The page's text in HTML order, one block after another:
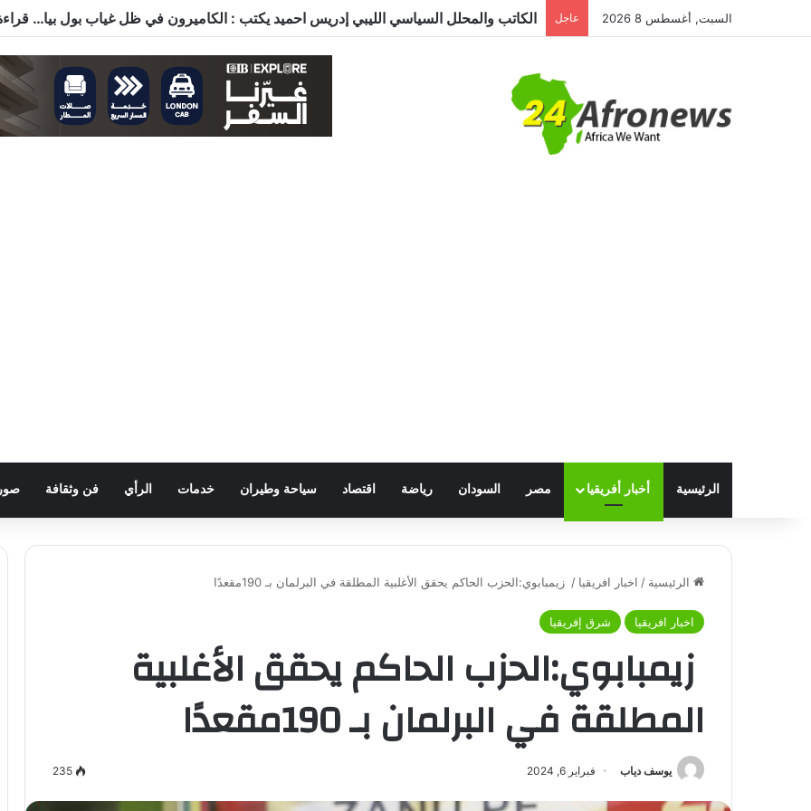
السبت, أغسطس 8 2026 عاجل
الرئيسية أخبار أفريقيا مصر السودان رياضة اقتصاد سياحة وطيران خدمات الرأي فن وثقافة
الرئيسية / اخبار افريقيا / زيمبابوي:الحزب الحاكم يحقق الأغلبية المطلقة في البرلمان بـ 190مقعدًا
اخبار افريقيا شرق إفريقيا
زيمبابوي:الحزب الحاكم يحقق الأغلبية
المطلقة في البرلمان بـ 190مقعدًا
يوسف دياب فبراير 6, 2024 235